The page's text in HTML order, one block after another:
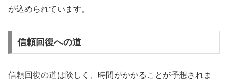
が込められています。
信頼回復への道
信頼回復の道は険しく、時間がかかることが予想されま